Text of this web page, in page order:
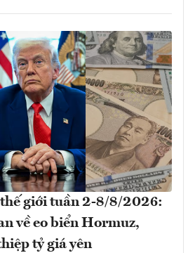
giới tuần 2-8/8/2026:
về eo biển Hormuz,
tỷ giá yên